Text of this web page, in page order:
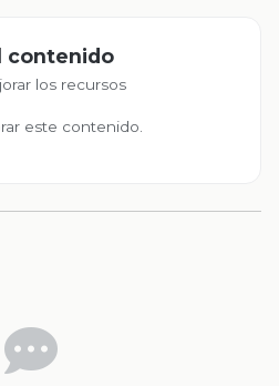
contenido
los recursos
este contenido.